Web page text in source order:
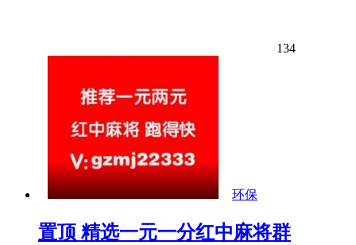
134
环保
置顶 精选一元一分红中麻将群